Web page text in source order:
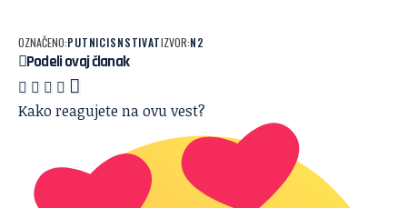
OZNAČENO:PUTNICISNSTIVATIZVOR:N2
Podeli ovaj članak
Kako reagujete na ovu vest?